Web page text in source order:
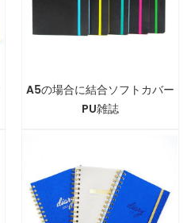
A5の場合に結合ソフトカバー
PU雑誌